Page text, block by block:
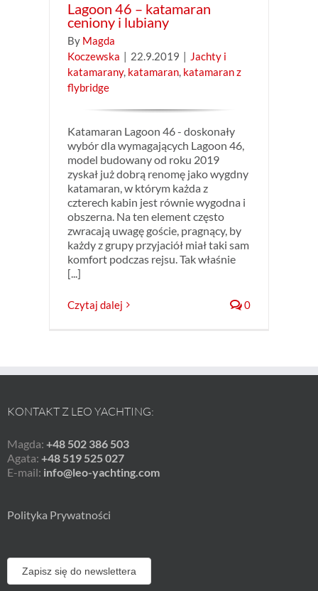
Lagoon 46 – katamaran
ceniony i lubiany
By Magda
Koczewska | 22.9.2019 | Jachty i
katamarany, katamaran, katamaran z
flybridge
Katamaran Lagoon 46 - doskonały
wybór dla wymagających Lagoon 46,
model budowany od roku 2019
zyskał już dobrą renomę jako wygdny
katamaran, w którym każda z
czterech kabin jest równie wygodna i
obszerna. Na ten element często
zwracają uwagę goście, pragnący, by
każdy z grupy przyjaciół miał taki sam
komfort podczas rejsu. Tak właśnie
[...]
Czytaj dalej 0
KONTAKT Z LEO YACHTING:
Magda: +48 502 386 503
Agata: +48 519 525 027
E-mail: info@leo-yachting.com
Polityka Prywatności
Zapisz się do newslettera